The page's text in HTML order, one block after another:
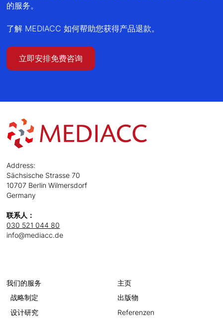
的服务。
了解 MEDIACC 如何帮助您获得产品退款。
立即安排免费咨询
Address:
Sächsische Strasse 70
10707 Berlin Wilmersdorf
Germany
联系人：
030 521 044 80
info@mediacc.de
我们的服务
战略制定
设计研究
主页
出版物
Referenzen